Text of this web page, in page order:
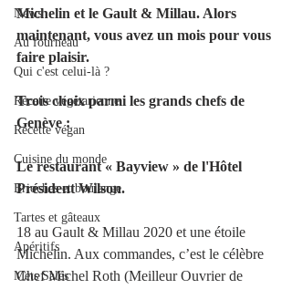
News
Au fourneau
Qui c'est celui-là ?
Recette végétarienne
Recette végan
Cuisine du monde
Brioches et boulange
Tartes et gâteaux
Apéritifs
Mets Salés
Michelin et le Gault & Millau. Alors
maintenant, vous avez un mois pour vous
faire plaisir.
Trois choix parmi les grands chefs de
Genève :
Le restaurant « Bayview » de l'Hôtel
Président Wilson.
18 au Gault & Millau 2020 et une étoile
Michelin. Aux commandes, c’est le célèbre
Chef Michel Roth (Meilleur Ouvrier de